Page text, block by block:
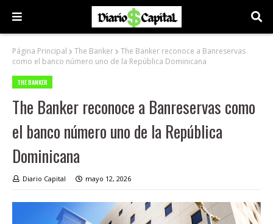
Página Principal The Banker
The Banker reconoce a Banreservas
como el banco número uno de la República Dominicana
THE BANKER
The Banker reconoce a Banreservas como
el banco número uno de la República
Dominicana
Diario Capital mayo 12, 2026